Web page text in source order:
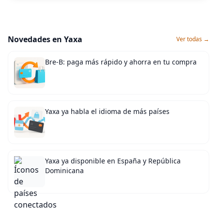
Novedades en Yaxa Ver todas →
Bre-B: paga más rápido y ahorra en tu compra
Yaxa ya habla el idioma de más países
Yaxa ya disponible en España y República
Dominicana